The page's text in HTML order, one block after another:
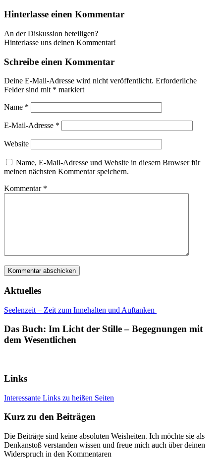
Hinterlasse einen Kommentar
An der Diskussion beteiligen?
Hinterlasse uns deinen Kommentar!
Schreibe einen Kommentar
Deine E-Mail-Adresse wird nicht veröffentlicht. Erforderliche
Felder sind mit * markiert
Name *
E-Mail-Adresse *
Website
Name, E-Mail-Adresse und Website in diesem Browser für
meinen nächsten Kommentar speichern.
Kommentar *
Aktuelles
Seelenzeit – Zeit zum Innehalten und Auftanken
Das Buch: Im Licht der Stille – Begegnungen mit
dem Wesentlichen
Links
Interessante Links zu heißen Seiten
Kurz zu den Beiträgen
Die Beiträge sind keine absoluten Weisheiten. Ich möchte sie als
Denkanstoß verstanden wissen und freue mich auch über deinen
Widerspruch in den Kommentaren